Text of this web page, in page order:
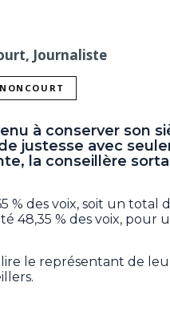
Journaliste
à conserver son
justesse avec
la conseillère
% des voix, soit un total
48,35 % des voix, pour
le représentant de